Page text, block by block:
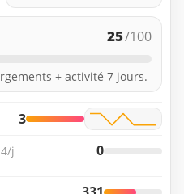
25/100
+ activité 7 jours.
3
j 0